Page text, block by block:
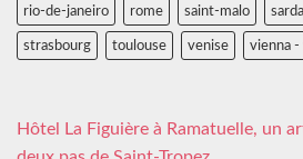
rio-de-janeiro rome saint-malo
strasbourg toulouse venise vienna -
Hôtel La Figuière à Ramatuelle, un